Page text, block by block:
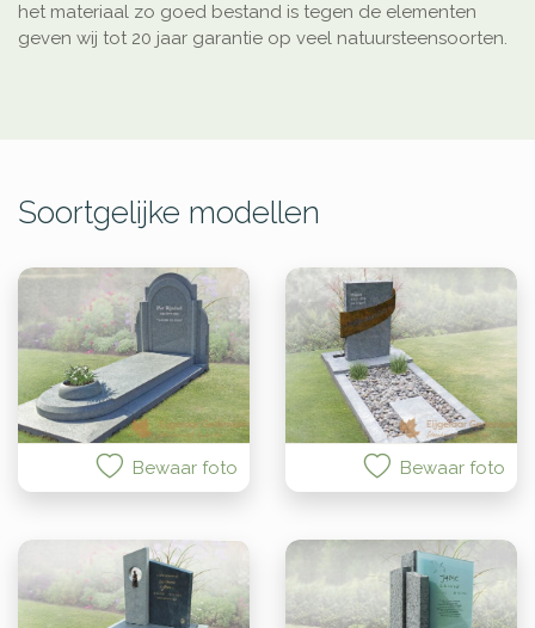
het materiaal zo goed bestand is tegen de elementen
geven wij tot 20 jaar garantie op veel natuursteensoorten.
Soortgelijke modellen
Bewaar foto Bewaar foto